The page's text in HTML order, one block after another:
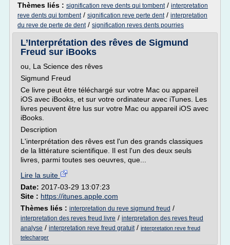
Thèmes liés : signification reve dents qui tombent/ interpretation
reve dents qui tombent/ signification reve perte dent/ interpretation
du reve de perte de dent/ signification reves dents pourries
L’Interprétation des rêves de Sigmund
Freud sur iBooks
ou, La Science des rêves
Sigmund Freud
Ce livre peut être téléchargé sur votre Mac ou appareil
iOS avec iBooks, et sur votre ordinateur avec iTunes. Les
livres peuvent être lus sur votre Mac ou appareil iOS avec
iBooks.
Description
L'interprétation des rêves est l'un des grands classiques
de la littérature scientifique. Il est l'un des deux seuls
livres, parmi toutes ses oeuvres, que...
Lire la suite
Date: 2017-03-29 13:07:23
Site : https://itunes.apple.com
Thèmes liés : interpretation du reve sigmund freud /
interpretation des reves freud livre / interpretation des reves freud
analyse / interpretation reve freud gratuit/ interpretation reve freud
telecharger